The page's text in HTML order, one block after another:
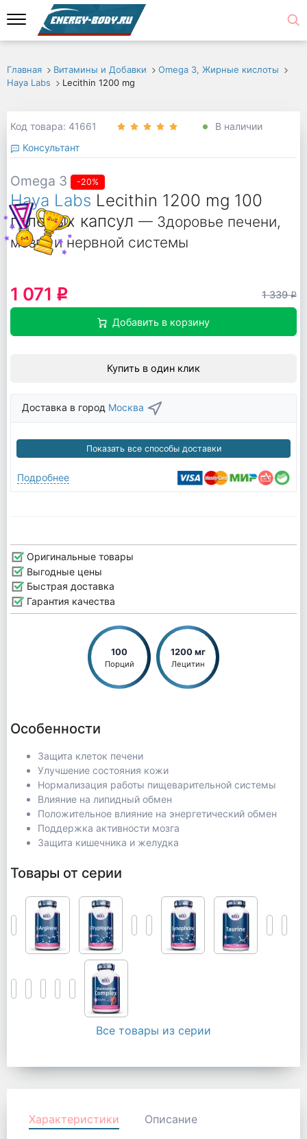
Главная Витамины и Добавки
Omega 3, Жирные кислоты
Haya Labs
Lecithin 1200 mg
Код товара: 41661
В наличии
Консультант
Omega 3 -20%
Haya Labs Lecithin 1200 mg 100
гелевых капсул — Здоровье печени,
мозга и нервной системы
1 071 q 1 339q
Добавить в корзину
Купить в один клик
Доставка в город Москва
Показать все способы доставки
Подробнее
Оригинальные товары
Выгодные цены
Быстрая доставка
Гарантия качества
100
Порций
1200 мг
Лецитин
Особенности
Защита клеток печени
Улучшение состояния кожи
Нормализация работы пищеварительной системы
Влияние на липидный обмен
Положительное влияние на энергетический обмен
Поддержка активности мозга
Защита кишечника и желудка
Товары от серии
Все товары из серии
Характеристики Описание